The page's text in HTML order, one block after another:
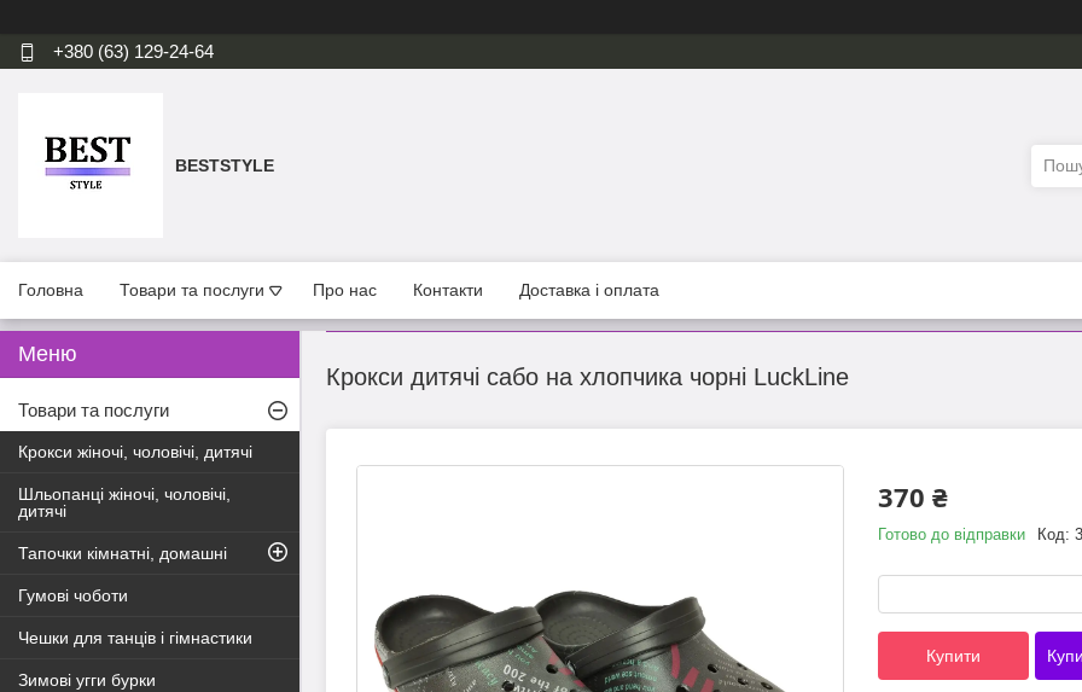
+380 (63) 129-24-64
BESTSTYLE
Головна Товари та послуги Про нас Контакти Доставка і оплата
Крокси дитячі сабо на хлопчика чорні LuckLine
370 ₴
Готово до відправки Код:
Купити
Товари та послуги
Крокси жіночі, чоловічі, дитячі
Шльопанці жіночі, чоловічі,
дитячі
Тапочки кімнатні, домашні
Гумові чоботи
Чешки для танців і гімнастики
Зимові угги бурки